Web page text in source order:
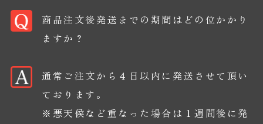
商品注文後発送までの期間はどの位かかり
ますか？
通常ご注文から４日以内に発送させて頂い
ております。
※悪天候など重なった場合は１週間後に発